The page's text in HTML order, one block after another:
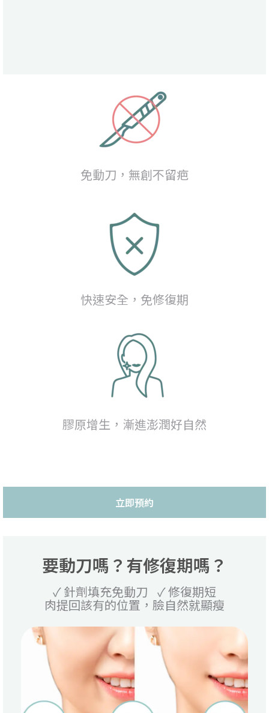
免動刀，無創不留疤
快速安全，免修復期
膠原增生，漸進澎潤好自然
立即預約
要動刀嗎？有修復期嗎？
✓ 針劑填充免動刀 ✓ 修復期短
肉提回該有的位置，臉自然就顯瘦